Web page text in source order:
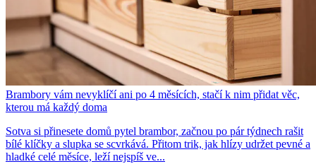
Brambory vám nevyklíčí ani po 4 měsících, stačí k nim přidat věc,
kterou má každý doma
Sotva si přinesete domů pytel brambor, začnou po pár týdnech rašit
bílé klíčky a slupka se scvrkává. Přitom trik, jak hlízy udržet pevné a
hladké celé měsíce, leží nejspíš ve...